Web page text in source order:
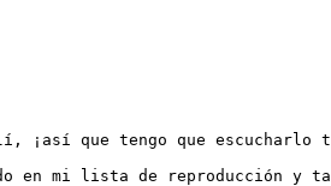
¡así que tengo que escucharlo
en mi lista de reproducción y